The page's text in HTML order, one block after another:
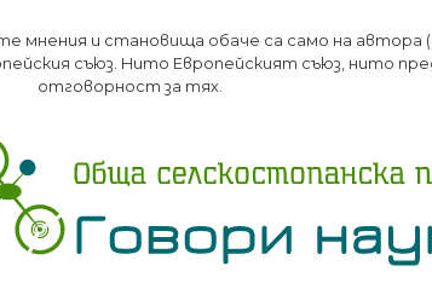
към
мнения и становища обаче са само на
съюз. Нито Европейският съюз, нито
отговорност за тях.